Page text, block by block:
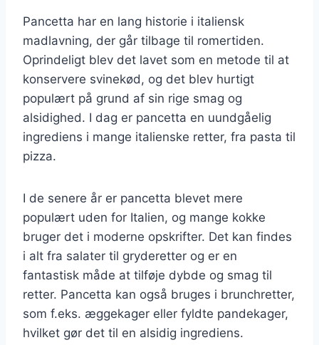
Pancetta har en lang historie i italiensk
madlavning, der går tilbage til romertiden.
Oprindeligt blev det lavet som en metode til at
konservere svinekød, og det blev hurtigt
populært på grund af sin rige smag og
alsidighed. I dag er pancetta en uundgåelig
ingrediens i mange italienske retter, fra pasta til
pizza.
I de senere år er pancetta blevet mere
populært uden for Italien, og mange kokke
bruger det i moderne opskrifter. Det kan findes
i alt fra salater til gryderetter og er en
fantastisk måde at tilføje dybde og smag til
retter. Pancetta kan også bruges i brunchretter,
som f.eks. æggekager eller fyldte pandekager,
hvilket gør det til en alsidig ingrediens.